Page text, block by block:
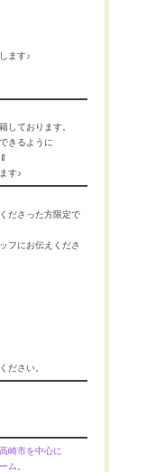
ます♪
しております。
きるように
す♪
ださった方限定で
フにお伝えくださ
ださい。
崎市を中心に
ム。